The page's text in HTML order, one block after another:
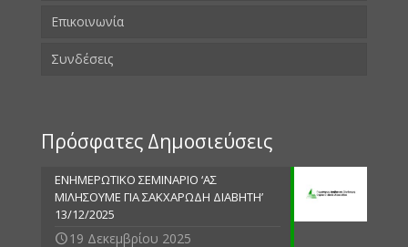
Επικοινωνία
Συνδέσεις
Πρόσφατες Δημοσιεύσεις
ΕΝΗΜΕΡΩΤΙΚΟ ΣΕΜΙΝΑΡΙΟ ‘ΑΣ
ΜΙΛΗΣΟΥΜΕ ΓΙΑ ΣΑΚΧΑΡΩΔΗ ΔΙΑΒΗΤΗ’
13/12/2025
19 Δεκεμβρίου 2025